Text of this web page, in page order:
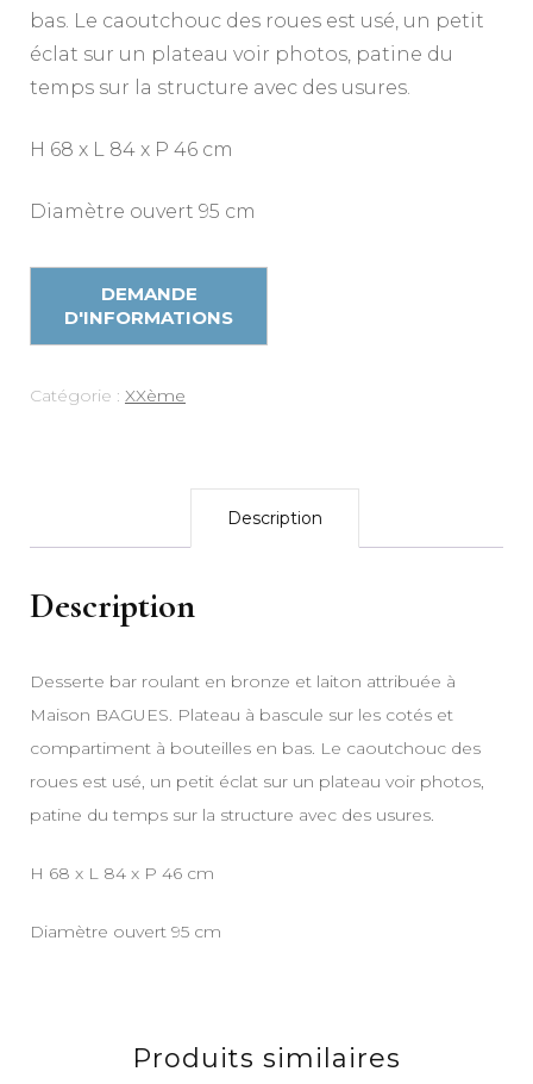
bas. Le caoutchouc des roues est usé, un petit
éclat sur un plateau voir photos, patine du
temps sur la structure avec des usures.
H 68 x L 84 x P 46 cm
Diamètre ouvert 95 cm
Catégorie : XXème
Description
Description
Desserte bar roulant en bronze et laiton attribuée à
Maison BAGUES. Plateau à bascule sur les cotés et
compartiment à bouteilles en bas. Le caoutchouc des
roues est usé, un petit éclat sur un plateau voir photos,
patine du temps sur la structure avec des usures.
H 68 x L 84 x P 46 cm
Diamètre ouvert 95 cm
Produits similaires